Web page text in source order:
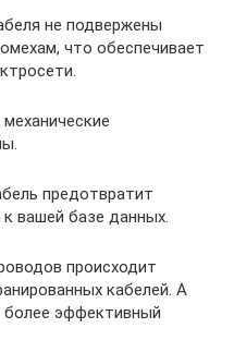
не подвержены
что обеспечивает
предотвратит
вашей базе данных.
происходит
кабелей. А
более эффективный